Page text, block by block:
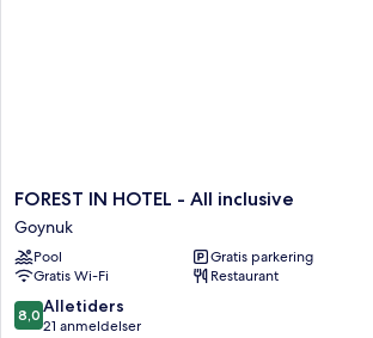
FOREST
IN
HOTEL
-
All
inclusive
Goynuk
FOREST IN HOTEL - All inclusive
Goynuk
Pool
Gratis parkering
Gratis Wi-Fi
Restaurant
8.0
ud
8,0 Alletiders
21 anmeldelser